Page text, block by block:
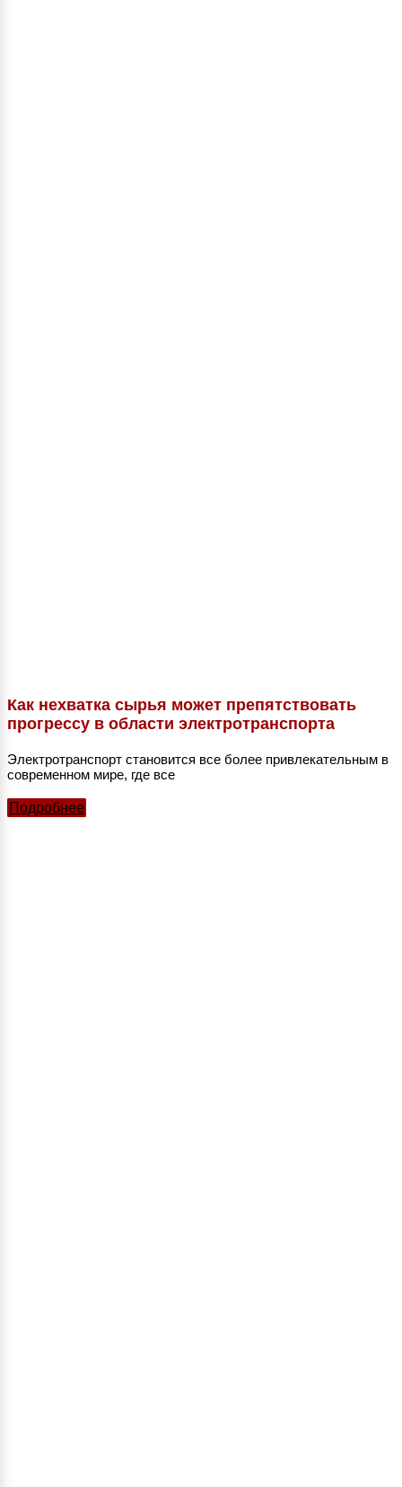
Как нехватка сырья может препятствовать
прогрессу в области электротранспорта
Электротранспорт становится все более привлекательным в
современном мире, где все
Подробнее